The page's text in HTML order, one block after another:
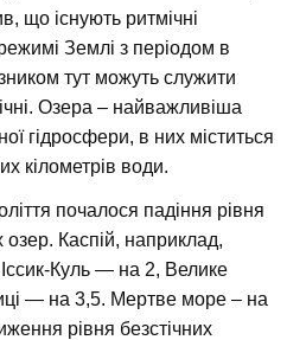
що існують ритмічні
Землі з періодом в
тут можуть служити
Озера – найважливіша
гідросфери, в них міститься
кілометрів води.
почалося падіння рівня
озер. Каспій, наприклад,
Куль — на 2, Велике
— на 3,5. Мертве море – на
рівня безстічних